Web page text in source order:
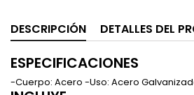
DESCRIPCIÓN DETALLES DEL
ESPECIFICACIONES
-Cuerpo: Acero -Uso: Acero